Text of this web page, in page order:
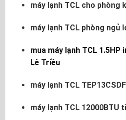
máy lạnh TCL cho phòng
máy lạnh TCL phòng ngủ
mua máy lạnh TCL
Lê Triều
máy lạnh TCL
máy lạnh TCL 12000BTU